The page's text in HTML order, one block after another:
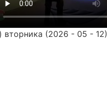
вторника (2026 - 05 - 12)